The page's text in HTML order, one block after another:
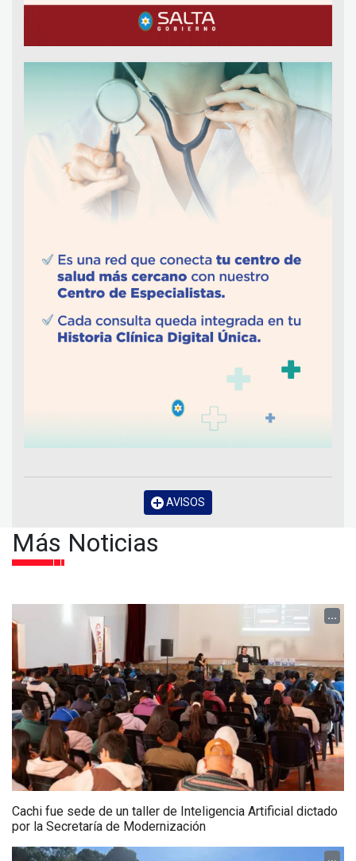
AVISOS
Más Noticias
...
Cachi fue sede de un taller de Inteligencia Artificial dictado
por la Secretaría de Modernización